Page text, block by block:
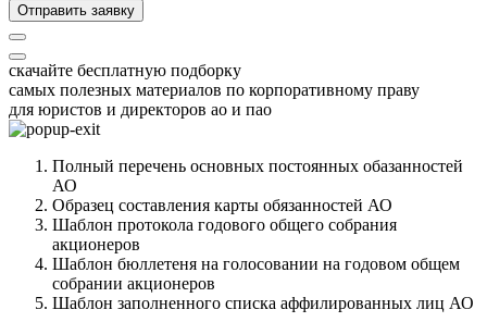
Отправить заявку
скачайте бесплатную подборку
самых полезных материалов по корпоративному праву
для юристов и директоров ао и пао
Полный перечень основных постоянных обазанностей
АО
Образец составления карты обязанностей АО
Шаблон протокола годового общего собрания
акционеров
Шаблон бюллетеня на голосовании на годовом общем
собрании акционеров
Шаблон заполненного списка аффилированных лиц АО